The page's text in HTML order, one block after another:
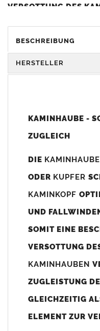
VERSOTTUNG DES
DIENEN
ELEMENT ZUR
Unsere Maßangaben
800mm x 740-800mm
angefertigt werden (bitte
(siehe Bild/Zeichnung
nicht passen dann bitte
bis 500mm
80mm
BESCHREIBUNG
HERSTELLER
KAMINHAUBE -
ZUGLEICH
DIE
ODER KUPFER
KAMINKOPF
UND
SOMIT EINE
VERSOTTUNG
KAMINHAUBEN
ZUGLEISTUNG
GLEICHZEITIG
ELEMENT ZUR